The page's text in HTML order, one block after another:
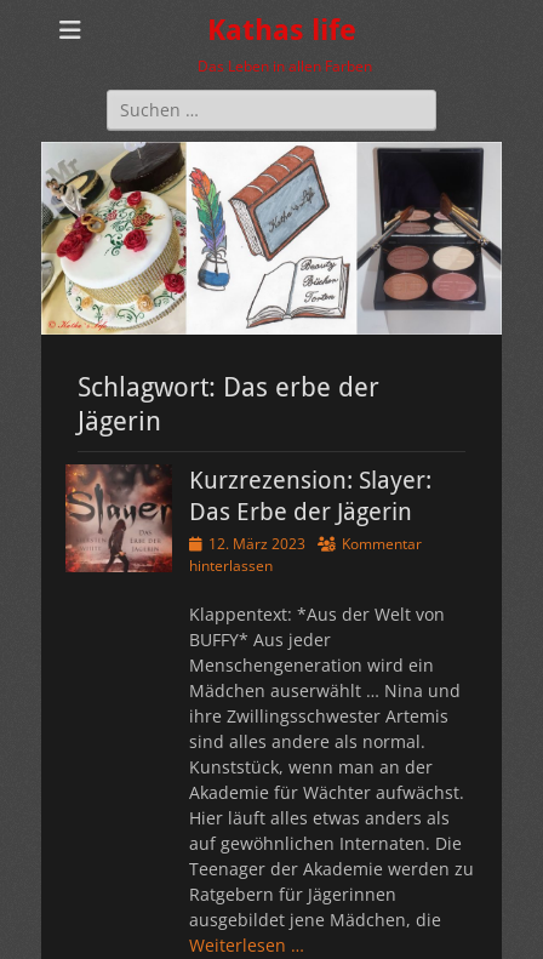
Kathas life
Das Leben in allen Farben
Suchen
nach:
Schlagwort: Das erbe der
Jägerin
Kurzrezension: Slayer:
Das Erbe der Jägerin
Veröffentlicht
am
12. März 2023
Kommentar
hinterlassen
Klappentext: *Aus der Welt von
BUFFY* Aus jeder
Menschengeneration wird ein
Mädchen auserwählt … Nina und
ihre Zwillingsschwester Artemis
sind alles andere als normal.
Kunststück, wenn man an der
Akademie für Wächter aufwächst.
Hier läuft alles etwas anders als
auf gewöhnlichen Internaten. Die
Teenager der Akademie werden zu
Ratgebern für Jägerinnen
ausgebildet jene Mädchen, die
Weiterlesen …